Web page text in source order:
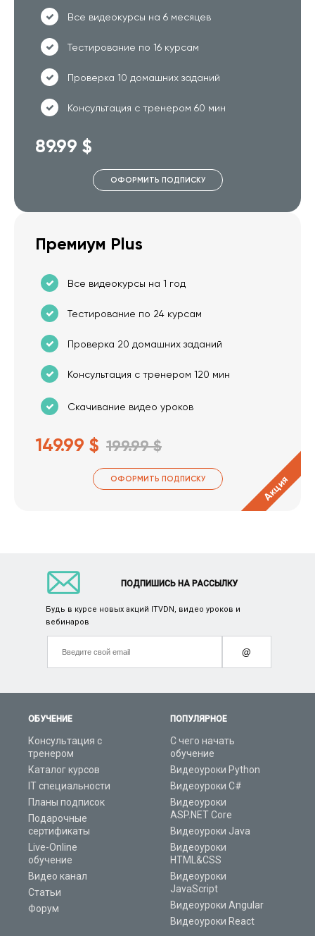
Все видеокурсы на 6 месяцев
Тестирование по 16 курсам
Проверка 10 домашних заданий
Консультация с тренером 60 мин
89.99 $
ОФОРМИТЬ ПОДПИСКУ
Премиум Plus
Все видеокурсы на 1 год
Тестирование по 24 курсам
Проверка 20 домашних заданий
Консультация с тренером 120 мин
Скачивание видео уроков
149.99 $ 199.99 $
ОФОРМИТЬ ПОДПИСКУ Акция
ОБУЧЕНИЕ
Консультация с
тренером
Каталог курсов
IT специальности
Планы подписок
Подарочные
сертификаты
Live-Online
обучение
Видео канал
Статьи
Форум
ПОПУЛЯРНОЕ
С чего начать
обучение
Видеоуроки Python
Видеоуроки C#
Видеоуроки
ASP.NET Core
Видеоуроки Java
Видеоуроки
HTML&CSS
Видеоуроки
JavaScript
Видеоуроки Angular
Видеоуроки React
ПОДПИШИСЬ НА РАССЫЛКУ
Будь в курсе новых акций ITVDN, видео уроков и
вебинаров
@